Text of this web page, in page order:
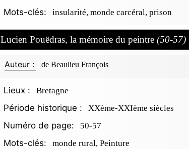
Mots-clés: insularité, monde carcéral, prison
Lucien Pouëdras, la mémoire du peintre (50-57)
Auteur : de Beaulieu François
Lieux : Bretagne
Période historique : XXème-XXIème siècles
Numéro de page: 50-57
Mots-clés: monde rural, Peinture